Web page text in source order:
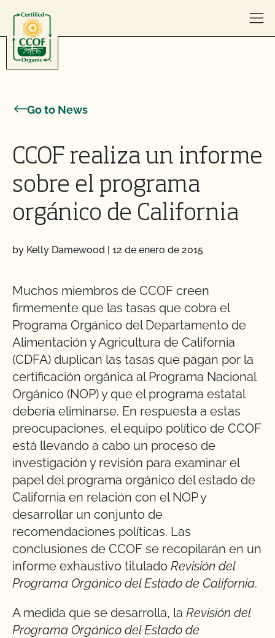
Go to News
CCOF realiza un informe
sobre el programa
orgánico de California
by Kelly Damewood | 12 de enero de 2015
Muchos miembros de CCOF creen
firmemente que las tasas que cobra el
Programa Orgánico del Departamento de
Alimentación y Agricultura de California
(CDFA) duplican las tasas que pagan por la
certificación orgánica al Programa Nacional
Orgánico (NOP) y que el programa estatal
debería eliminarse. En respuesta a estas
preocupaciones, el equipo político de CCOF
está llevando a cabo un proceso de
investigación y revisión para examinar el
papel del programa orgánico del estado de
California en relación con el NOP y
desarrollar un conjunto de
recomendaciones políticas. Las
conclusiones de CCOF se recopilarán en un
informe exhaustivo titulado Revisión del
Programa Orgánico del Estado de California.
A medida que se desarrolla, la Revisión del
Programa Orgánico del Estado de